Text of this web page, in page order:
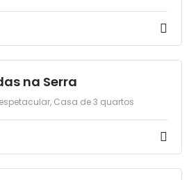
na Serra
Casa de 3 quartos